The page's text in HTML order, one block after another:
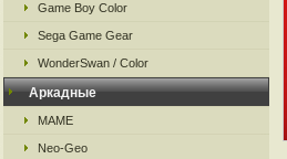
Game Boy Color
Sega Game Gear
WonderSwan / Color
Аркадные
MAME
Neo-Geo